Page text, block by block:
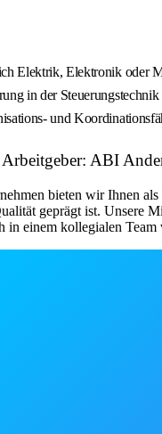
Elektrik, Elektronik oder
in der Steuerungstechnik
und
ABI
bieten wir Ihnen
geprägt ist. Unsere
einem kollegialen